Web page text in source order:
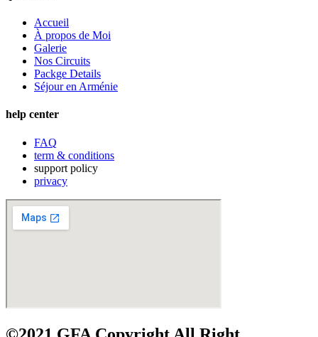
Accueil
À propos de Moi
Galerie
Nos Circuits
Packge Details
Séjour en Arménie
help center
FAQ
term & conditions
support policy
privacy